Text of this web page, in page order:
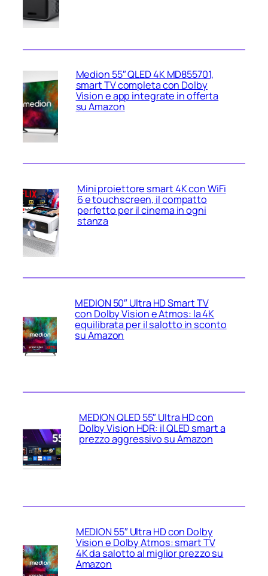
Medion 55″ QLED 4K MD855701,
smart TV completa con Dolby
Vision e app integrate in offerta
su Amazon
Mini proiettore smart 4K con WiFi
6 e touchscreen, il compatto
perfetto per il cinema in ogni
stanza
MEDION 50″ Ultra HD Smart TV
con Dolby Vision e Atmos: la 4K
equilibrata per il salotto in sconto
su Amazon
MEDION QLED 55″ Ultra HD con
Dolby Vision HDR: il QLED smart a
prezzo aggressivo su Amazon
MEDION 55″ Ultra HD con Dolby
Vision e Dolby Atmos: smart TV
4K da salotto al miglior prezzo su
Amazon